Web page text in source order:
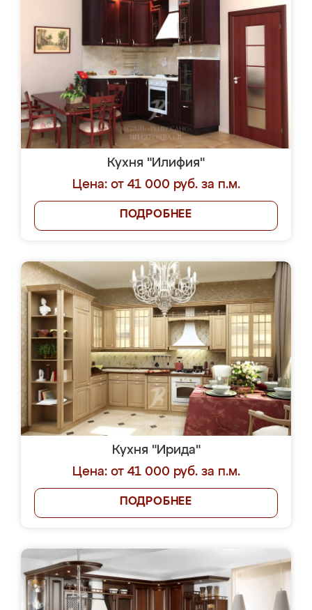
Кухня "Илифия"
Цена: от 41 000 руб. за п.м.
ПОДРОБНЕЕ
Кухня "Ирида"
Цена: от 41 000 руб. за п.м.
ПОДРОБНЕЕ